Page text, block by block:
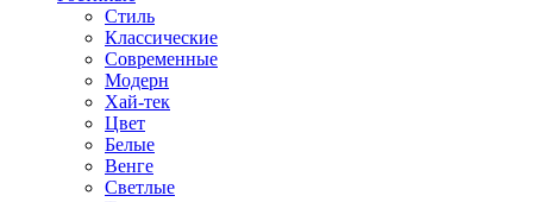
Стиль
Классические
Современные
Модерн
Хай-тек
Цвет
Белые
Венге
Светлые